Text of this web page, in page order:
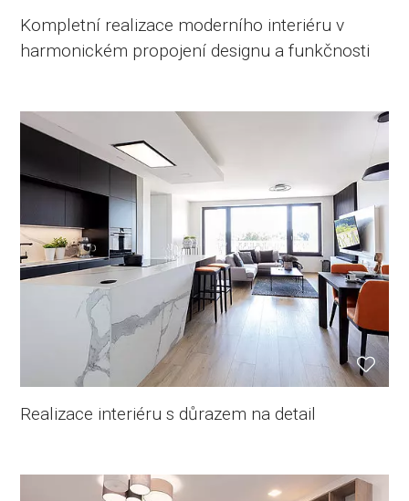
Kompletní realizace moderního interiéru v
harmonickém propojení designu a funkčnosti
Realizace interiéru s důrazem na detail